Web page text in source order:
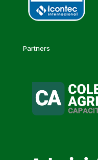
Partners